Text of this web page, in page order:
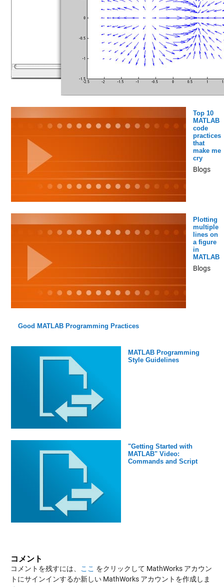
Top 10
MATLAB
code
practices
that
make me
cry
Blogs
Plotting
multiple
lines on
a figure
in
MATLAB
Blogs
Good MATLAB Programming Practices
MATLAB Programming
Style Guidelines
"Getting Started with
MATLAB" Video:
Commands and Script
コメント
コメントを残すには、 ここ をクリックして MathWorks アカウン
トにサインインするか新しい MathWorks アカウントを作成しま